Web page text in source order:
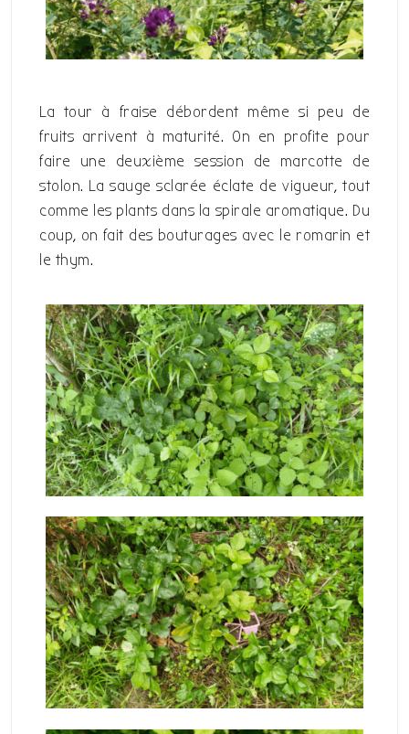
La tour à fraise débordent même si peu de
fruits arrivent à maturité. On en profite pour
faire une deuxième session de marcotte de
stolon. La sauge sclarée éclate de vigueur, tout
comme les plants dans la spirale aromatique. Du
coup, on fait des bouturages avec le romarin et
le thym.